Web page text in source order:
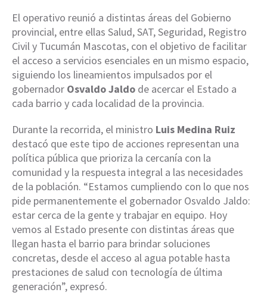
El operativo reunió a distintas áreas del Gobierno
provincial, entre ellas Salud, SAT, Seguridad, Registro
Civil y Tucumán Mascotas, con el objetivo de facilitar
el acceso a servicios esenciales en un mismo espacio,
siguiendo los lineamientos impulsados por el
gobernador Osvaldo Jaldo de acercar el Estado a
cada barrio y cada localidad de la provincia.
Durante la recorrida, el ministro Luis Medina Ruiz
destacó que este tipo de acciones representan una
política pública que prioriza la cercanía con la
comunidad y la respuesta integral a las necesidades
de la población. “Estamos cumpliendo con lo que nos
pide permanentemente el gobernador Osvaldo Jaldo:
estar cerca de la gente y trabajar en equipo. Hoy
vemos al Estado presente con distintas áreas que
llegan hasta el barrio para brindar soluciones
concretas, desde el acceso al agua potable hasta
prestaciones de salud con tecnología de última
generación”, expresó.